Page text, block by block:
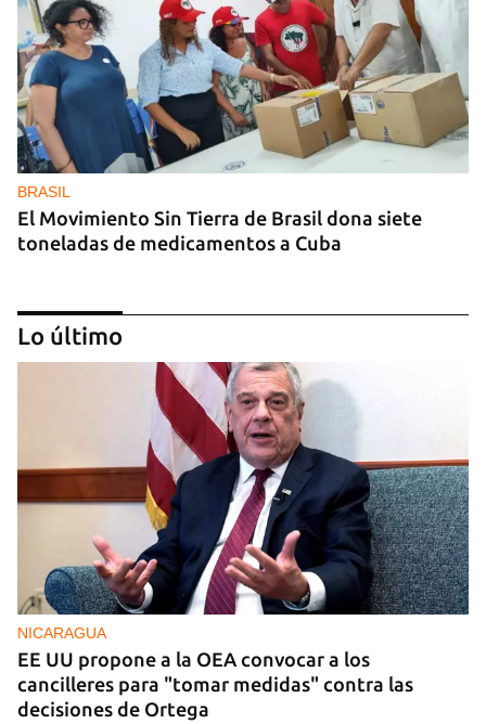
BRASIL
El Movimiento Sin Tierra de Brasil dona siete
toneladas de medicamentos a Cuba
INTELIGENCIA
La CIA actúa en Cuba para crear fisuras en la
cúpula del poder y desbancar al sector duro
Lo último
NICARAGUA
EE UU propone a la OEA convocar a los
cancilleres para "tomar medidas" contra las
decisiones de Ortega